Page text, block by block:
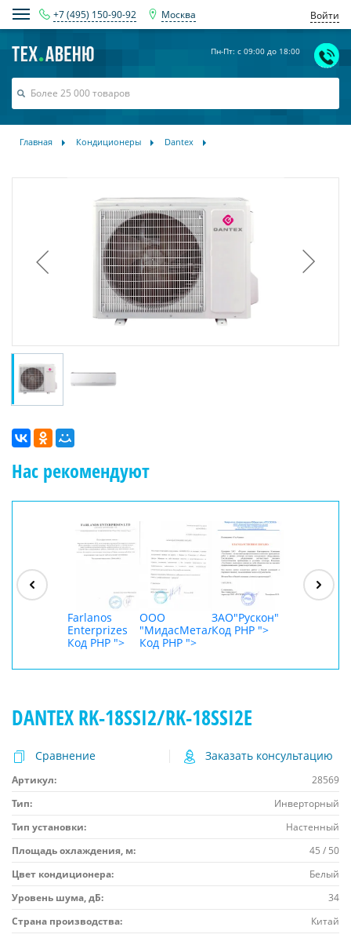
+7 (495) 150-90-92 Москва Войти
Пн-Пт: с 09:00 до 18:00
Главная Кондиционеры Dantex
Нас рекомендуют
Farlanos
Enterprizes
Код PHP ">
ООО
"МидасМеталлАрт"
Код PHP ">
ЗАО"Рускон"
Код PHP ">
DANTEX RK-18SSI2/RK-18SSI2E
Сравнение Заказать консультацию
Артикул:
28569
Тип:
Инверторный
Тип установки:
Настенный
Площадь охлаждения, м:
45 / 50
Цвет кондиционера:
Белый
Уровень шума, дБ:
34
Страна производства:
Китай